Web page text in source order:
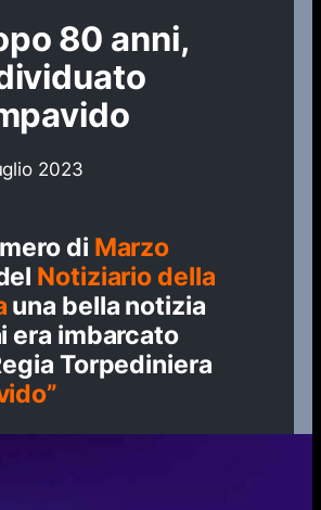
80 anni,
2023
di Marzo
Notiziario della
una bella notizia
era imbarcato
Torpediniera